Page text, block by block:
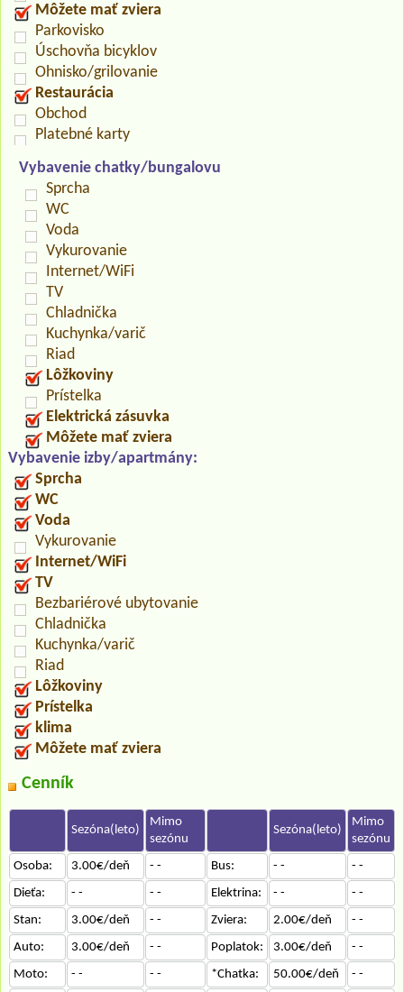
Môžete mať zviera
Parkovisko
Úschovňa bicyklov
Ohnisko/grilovanie
Restaurácia
Obchod
Platebné karty
Vybavenie chatky/bungalovu
Sprcha
WC
Voda
Vykurovanie
Internet/WiFi
TV
Chladnička
Kuchynka/varič
Riad
Lôžkoviny
Prístelka
Elektrická zásuvka
Môžete mať zviera
Vybavenie izby/apartmány:
Sprcha
WC
Voda
Vykurovanie
Internet/WiFi
TV
Bezbariérové ubytovanie
Chladnička
Kuchynka/varič
Riad
Lôžkoviny
Prístelka
klima
Môžete mať zviera
Cenník
Sezóna(leto)
Mimo
sezónu
Sezóna(leto)
Mimo
sezónu
Osoba:
3.00€/deň - - Bus: - -
- -
Dieťa:
- - - - Elektrina: - -
- -
Stan:
3.00€/deň - - Zviera: 2.00€/deň
- -
Auto:
3.00€/deň - - Poplatok: 3.00€/deň
- -
Moto:
- - - - *Chatka: 50.00€/deň
- -